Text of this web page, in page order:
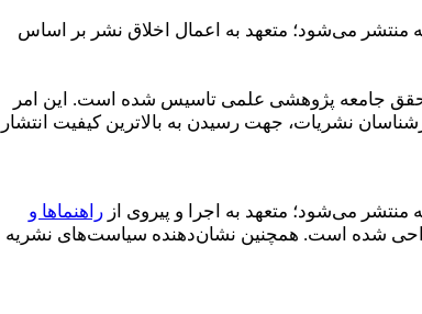
می‌شود؛ متعهد به اعمال اخلاق نشر بر اساس
تحقق جامعه پژوهشی علمی تاسیس شده است. این امر
نشریات، جهت رسیدن به بالاترین کیفیت انتشار
می‌شود؛ متعهد به اجرا و پیروی از راهنماها و
طراحی شده است. همچنین نشان‌دهنده سیاست‌های نشریه